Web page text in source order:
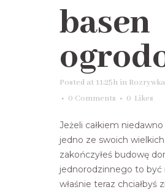
basen
Posted at 11:25h in Rozrywka
0 Comments
0 Likes
Jeżeli całkiem niedawno
jedno ze swoich
zakończyłeś budowę
jednorodzinnego to być
właśnie teraz chciałbyś